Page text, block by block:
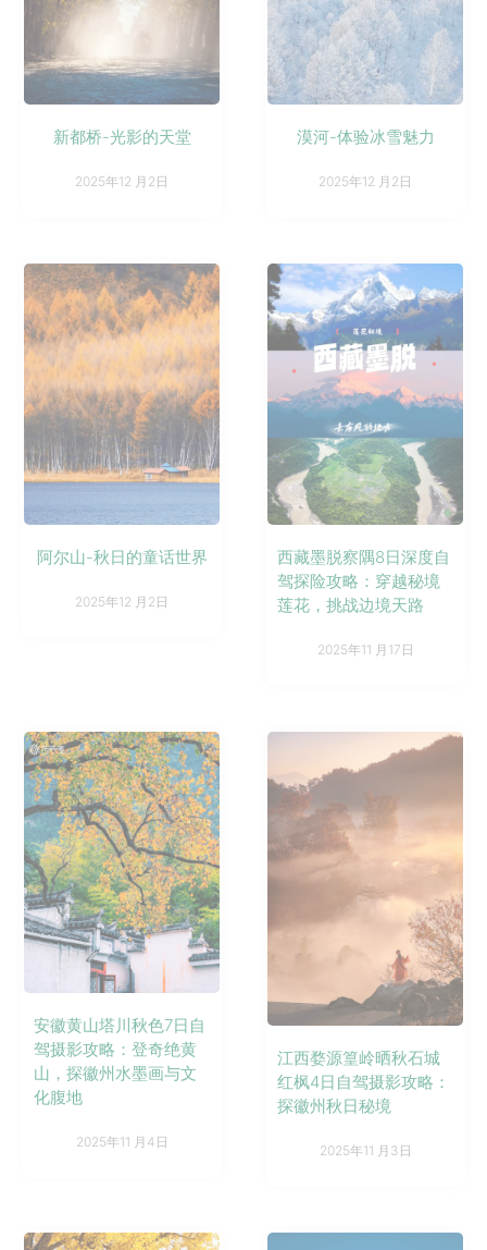
新都桥-光影的天堂
2025年12 月2日
漠河-体验冰雪魅力
2025年12 月2日
阿尔山-秋日的童话世界
2025年12 月2日
西藏墨脱察隅8日深度自
驾探险攻略：穿越秘境
莲花，挑战边境天路
2025年11 月17日
安徽黄山塔川秋色7日自
驾摄影攻略：登奇绝黄
山，探徽州水墨画与文
化腹地
2025年11 月4日
江西婺源篁岭晒秋石城
红枫4日自驾摄影攻略：
探徽州秋日秘境
2025年11 月3日